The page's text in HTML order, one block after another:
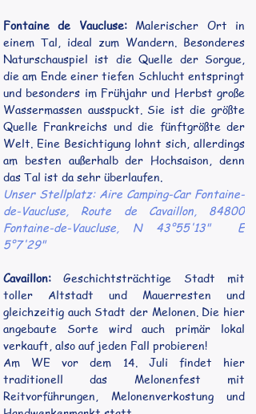
Fontaine de Vaucluse: Malerischer Ort in
einem Tal, ideal zum Wandern. Besonderes
Naturschauspiel ist die Quelle der Sorgue,
die am Ende einer tiefen Schlucht entspringt
und besonders im Frühjahr und Herbst große
Wassermassen ausspuckt. Sie ist die größte
Quelle Frankreichs und die fünftgrößte der
Welt. Eine Besichtigung lohnt sich, allerdings
am besten außerhalb der Hochsaison, denn
das Tal ist da sehr überlaufen.
Unser Stellplatz: Aire Camping-Car Fontaine-
de-Vaucluse, Route de Cavaillon, 84800
Fontaine-de-Vaucluse, N 43°55'13"  E
5°7'29"
Cavaillon: Geschichtsträchtige Stadt mit
toller Altstadt und Mauerresten und
gleichzeitig auch Stadt der Melonen. Die hier
angebaute Sorte wird auch primär lokal
verkauft, also auf jeden Fall probieren!
Am WE vor dem 14. Juli findet hier
traditionell das Melonenfest mit
Reitvorführungen, Melonenverkostung und